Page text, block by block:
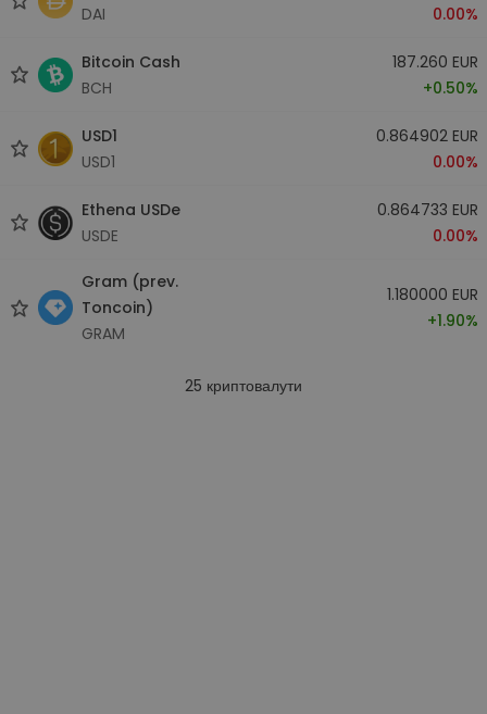
DAI
0.00%
Bitcoin Cash
BCH
187.260 EUR
+0.50%
USD1
USD1
0.864902 EUR
0.00%
Ethena USDe
USDE
0.864733 EUR
0.00%
Gram (prev.
Toncoin)
GRAM
1.180000 EUR
+1.90%
25 криптовалути